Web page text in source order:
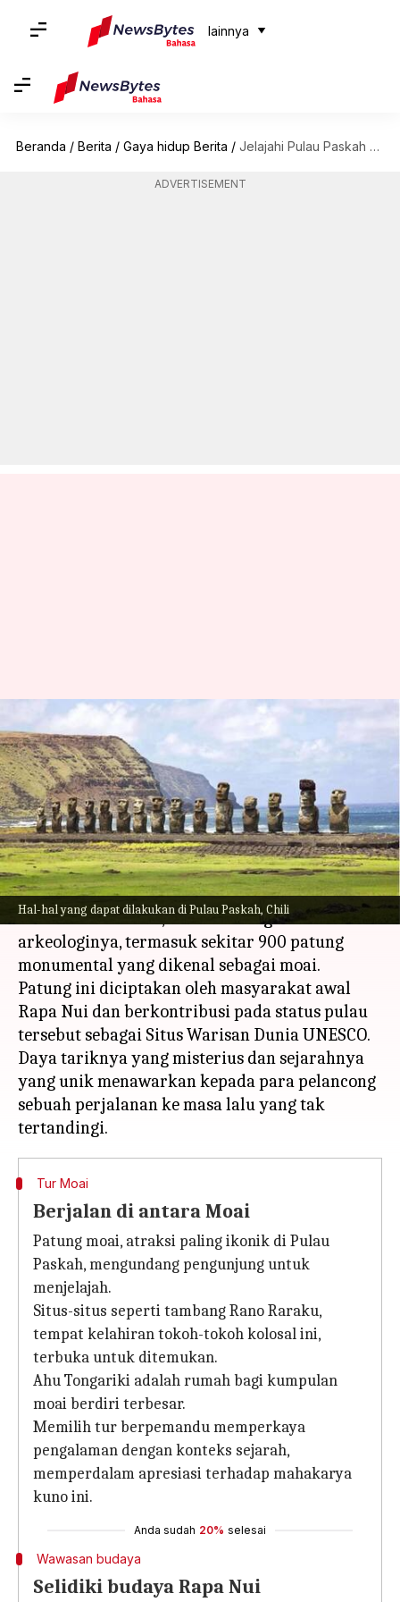
lainnya
Beranda / Berita / Gaya hidup Berita / Jelajahi Pulau Paskah yang menakjubkan di Chili dengan panduan perjalanan ini
ADVERTISEMENT
Hal-hal yang dapat dilakukan di Pulau Paskah, Chili
Jelajahi Pulau Paskah yang
menakjubkan di Chili dengan
panduan perjalanan ini
menulis Bob Feb 13, 2024 10:49 am
Apa ceritanya
Pulau Paskah, sebuah pulau vulkanik terpencil
di Samudra Pasifik, terkenal dengan situs
arkeologinya, termasuk sekitar 900 patung
monumental yang dikenal sebagai moai.
Patung ini diciptakan oleh masyarakat awal
Rapa Nui dan berkontribusi pada status pulau
tersebut sebagai Situs Warisan Dunia UNESCO.
Daya tariknya yang misterius dan sejarahnya
yang unik menawarkan kepada para pelancong
sebuah perjalanan ke masa lalu yang tak
Tur Moai
Berjalan di antara Moai
Patung moai, atraksi paling ikonik di Pulau
Paskah, mengundang pengunjung untuk
menjelajah.
Situs-situs seperti tambang Rano Raraku,
tempat kelahiran tokoh-tokoh kolosal ini,
terbuka untuk ditemukan.
Ahu Tongariki adalah rumah bagi kumpulan
moai berdiri terbesar.
Memilih tur berpemandu memperkaya
pengalaman dengan konteks sejarah,
memperdalam apresiasi terhadap mahakarya
kuno ini.
Anda sudah 20% selesai
Wawasan budaya
Selidiki budaya Rapa Nui